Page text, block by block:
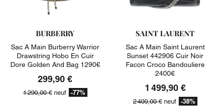
BURBERRY
Sac A Main Burberry Warrior
Drawstring Hobo En Cuir
Dore Golden And Bag 1290€
299,90 €
1 290,00 €neuf -77%
SAINT LAURENT
Sac A Main Saint Laurent
Sunset 442906 Cuir Noir
Facon Croco Bandouliere
2400€
1 499,90 €
2 400,00 €neuf -38%